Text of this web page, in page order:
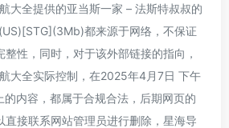
大全提供的亚当斯一家 – 法斯特叔叔的
都来源于网络，不保证
性，同时，对于该外部链接的指向，
大全实际控制，在2025年4月7日 下午
的内容，都属于合规合法，后期网页的
直接联系网站管理员进行删除，星海导